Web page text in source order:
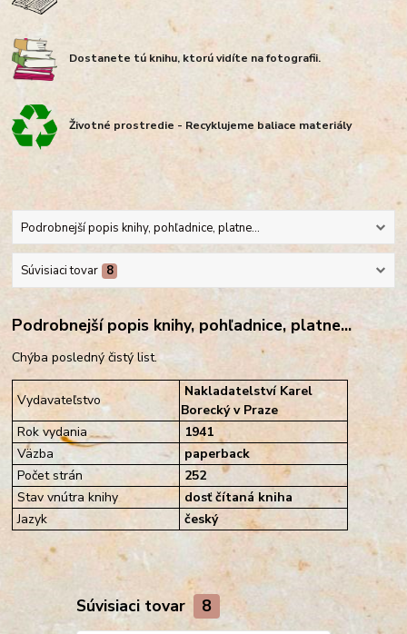
Dostanete tú knihu, ktorú vidíte na fotografii.
Životné prostredie - Recyklujeme baliace materiály
Podrobnejší popis knihy, pohľadnice, platne...
Súvisiaci tovar 8
Podrobnejší popis knihy, pohľadnice, platne...
Chýba posledný čistý list.
Vydavateľstvo
Nakladatelství Karel
Borecký v Praze
Rok vydania
1941
Väzba
paperback
Počet strán
252
Stav vnútra knihy
dosť čítaná kniha
Jazyk
český
Súvisiaci tovar 8